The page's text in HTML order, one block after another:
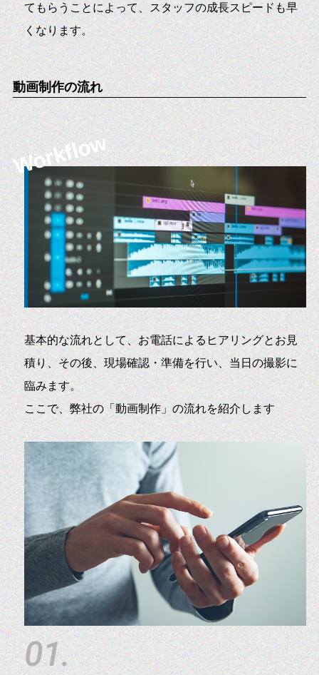
てもらうことによって、スタッフの成長スピードも早
くなります。
動画制作の流れ
Workflow
基本的な流れとして、お電話によるヒアリングとお見
積り、その後、現場確認・準備を行い、当日の撮影に
臨みます。
ここで、弊社の「動画制作」の流れを紹介します
01.